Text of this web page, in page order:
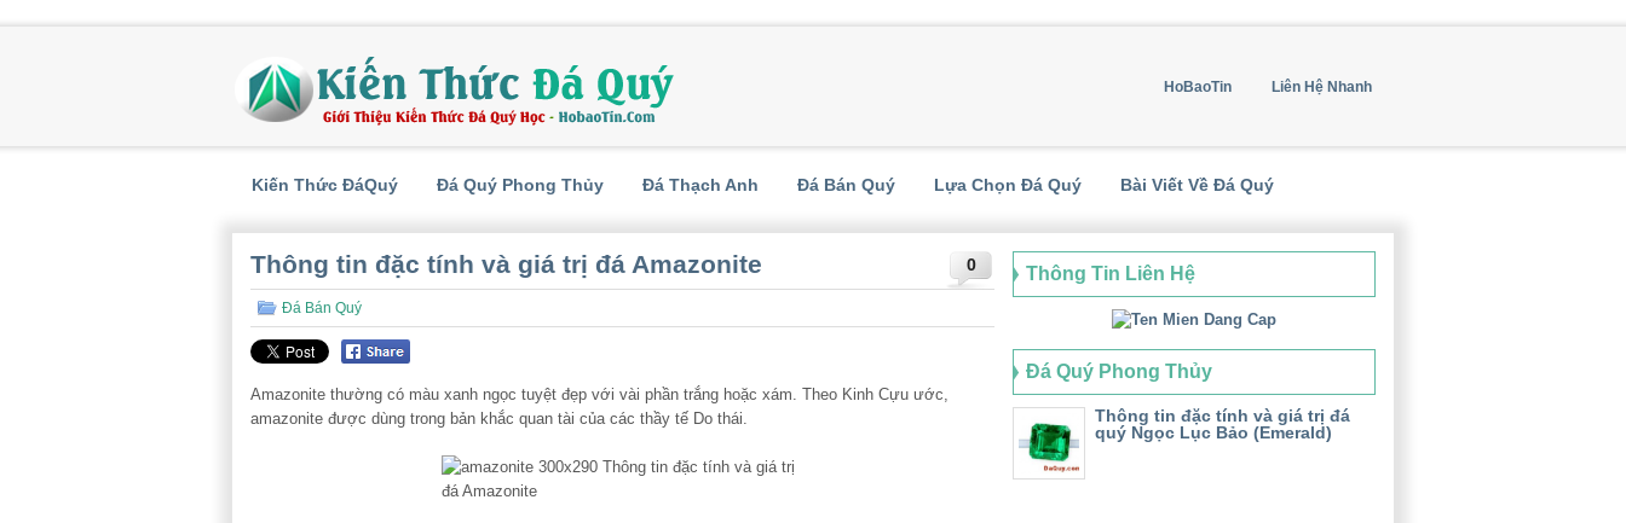
HoBaoTin Liên Hệ Nhanh
Kiến Thức ĐáQuý Đá Quý Phong Thủy Đá Thạch Anh Đá Bán Quý Lựa Chọn Đá Quý Bài Viết Về Đá Quý
0
Thông tin đặc tính và giá trị đá Amazonite
Đá Bán Quý
Amazonite thường có màu xanh ngọc tuyệt đẹp với vài phần trắng hoặc xám. Theo Kinh Cựu ước,
amazonite được dùng trong bản khắc quan tài của các thầy tế Do thái.
Thông Tin Liên Hệ
Đá Quý Phong Thủy
Thông tin đặc tính và giá trị đá
quý Ngọc Lục Bảo (Emerald)